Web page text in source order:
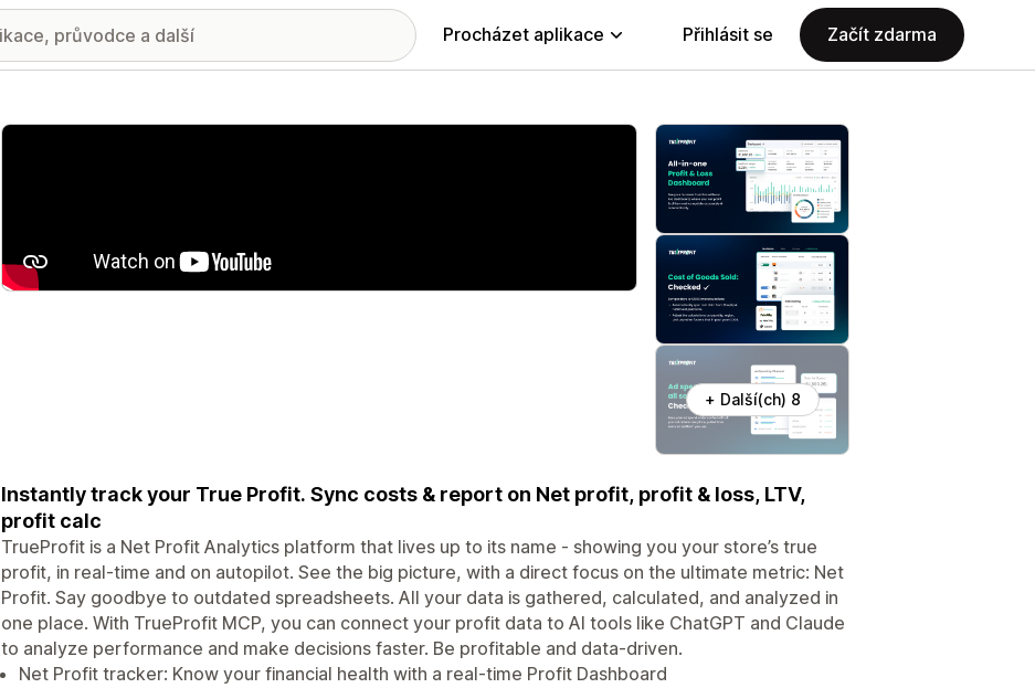
Procházet aplikace Přihlásit se Začít zdarma
Galerie propagovaných obrázků
+ Další(ch) 8
Instantly track your True Profit. Sync costs & report on Net profit, profit & loss, LTV,
profit calc
TrueProfit is a Net Profit Analytics platform that lives up to its name - showing you your store’s true
profit, in real-time and on autopilot. See the big picture, with a direct focus on the ultimate metric: Net
Profit. Say goodbye to outdated spreadsheets. All your data is gathered, calculated, and analyzed in
one place. With TrueProfit MCP, you can connect your profit data to AI tools like ChatGPT and Claude
to analyze performance and make decisions faster. Be profitable and data-driven.
Net Profit tracker: Know your financial health with a real-time Profit Dashboard